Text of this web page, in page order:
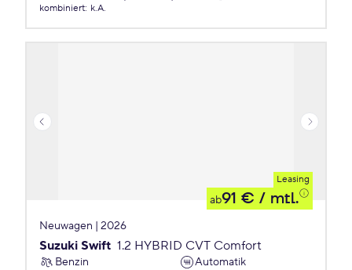
kombiniert: k.A.
Leasing
ab91 € / mtl.
Neuwagen | 2026
Suzuki Swift 1.2 HYBRID CVT Comfort
Benzin
Automatik